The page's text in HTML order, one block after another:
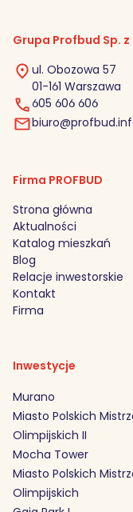
Grupa Profbud Sp. z
ul. Obozowa 57
01-161 Warszawa
605 606 606
Firma PROFBUD
Strona główna
Aktualności
Katalog mieszkań
Blog
Relacje inwestorskie
Kontakt
Firma
Inwestycje
Murano
Miasto Polskich
Olimpijskich II
Mocha Tower
Miasto Polskich
Olimpijskich